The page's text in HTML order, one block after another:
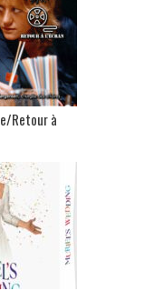
Retour à